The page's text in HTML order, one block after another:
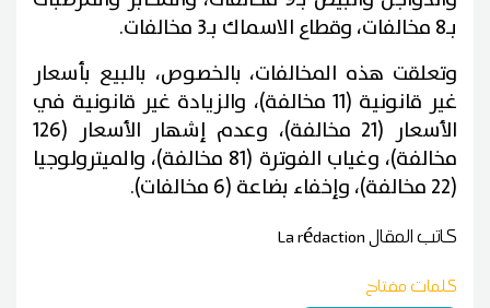
بـ8 مخالفات، وقطاع الاسماك بـ3 مخالفات.
وتعلقت هذه المخالفات، بالخصوص، بالبيع بأسعار
غير قانونية (11 مخالفة)، والزيادة غير قانونية في
الأسعار (21 مخالفة)، وعدم إشهار الأسعار (126
مخالفة)، وغياب الفوترة (81 مخالفة)، والميترولوجيا
(22 مخالفة)، وإخفاء بضاعة (6 مخالفات).
كاتب المقالLa rédaction
كلمات مفتاح